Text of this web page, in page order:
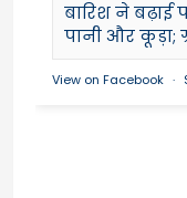
बारिश ने बढ़ाई
पानी और कूड़ा;
View on Facebook ·